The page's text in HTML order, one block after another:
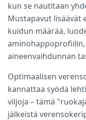
kun se nautitaan
Mustapavut lisäävät
kuidun määrää,
aminohappoprofiilin,
aineenvaihdunnan
Optimaalisen
kannattaa syödä
viljoja – tämä
jälkeistä